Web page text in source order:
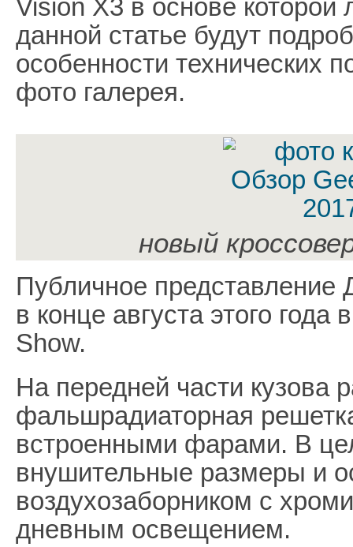
Vision X3 в основе
данной статье будут
особенности технических
фото галерея.
новый
Публичное
в конце августа этого
Show.
На передней части кузова
фальшрадиаторная
встроенными фарами. В
внушительные размеры и
воздухозаборником с
дневным освещением.